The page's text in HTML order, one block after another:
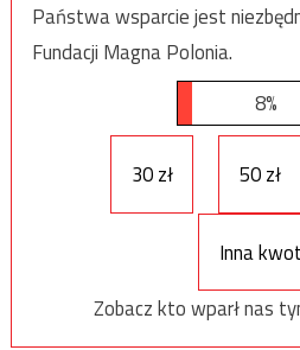
Państwa wsparcie jest
Fundacji Magna Polonia.
8%
30 zł 50 zł
Inna
Zobacz kto wparł nas